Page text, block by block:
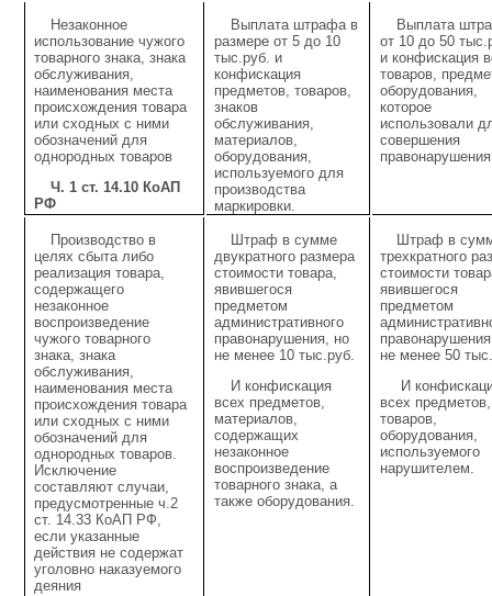
Незаконное
использование чужого
товарного знака, знака
обслуживания,
наименования места
происхождения товара
или сходных с ними
обозначений для
однородных товаров
Ч. 1 ст. 14.10 КоАП
РФ
Выплата штрафа в
размере от 5 до 10
тыс.руб. и
конфискация
предметов, товаров,
знаков
обслуживания,
материалов,
оборудования,
используемого для
производства
маркировки.
Выплата
от 10 до 50
и конфискация
товаров,
оборудования,
которое
использовали
совершения
Производство в
целях сбыта либо
реализация товара,
содержащего
незаконное
воспроизведение
чужого товарного
знака, знака
обслуживания,
наименования места
происхождения товара
или сходных с ними
обозначений для
однородных товаров.
Исключение
составляют случаи,
предусмотренные ч.2
ст. 14.33 КоАП РФ,
если указанные
действия не содержат
уголовно наказуемого
деяния
Штраф в сумме
двукратного размера
стоимости товара,
явившегося
предметом
административного
правонарушения, но
не менее 10 тыс.руб.
И конфискация
всех предметов,
материалов,
содержащих
незаконное
воспроизведение
товарного знака, а
также оборудования.
Штраф в
трехкратного
стоимости
явившегося
предметом
не менее 50
И
всех предметов,
товаров,
оборудования,
используемого
нарушителем.